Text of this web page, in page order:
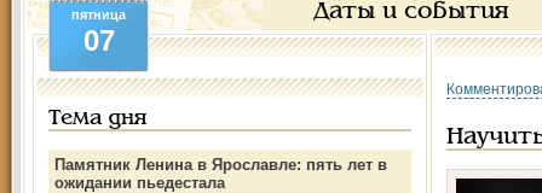
Даты и события
пятница
07
Тема дня
Памятник Ленина в Ярославле: пять лет в
ожидании пьедестала